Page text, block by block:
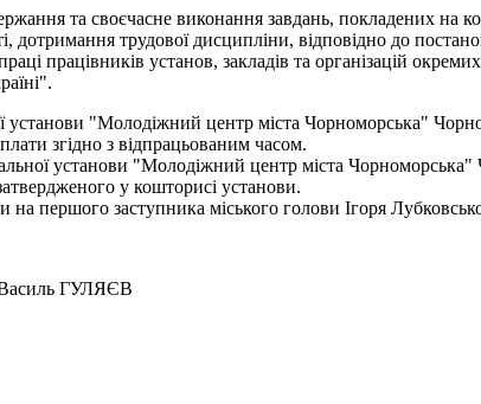
та своєчасне виконання завдань, покладених
дотримання трудової дисципліни, відповідно до
працівників установ, закладів та організацій
"Молодіжний центр міста Чорноморська"
згідно з відпрацьованим часом.
установи "Молодіжний центр міста Чорноморська"
у кошторисі установи.
першого заступника міського голови Ігоря